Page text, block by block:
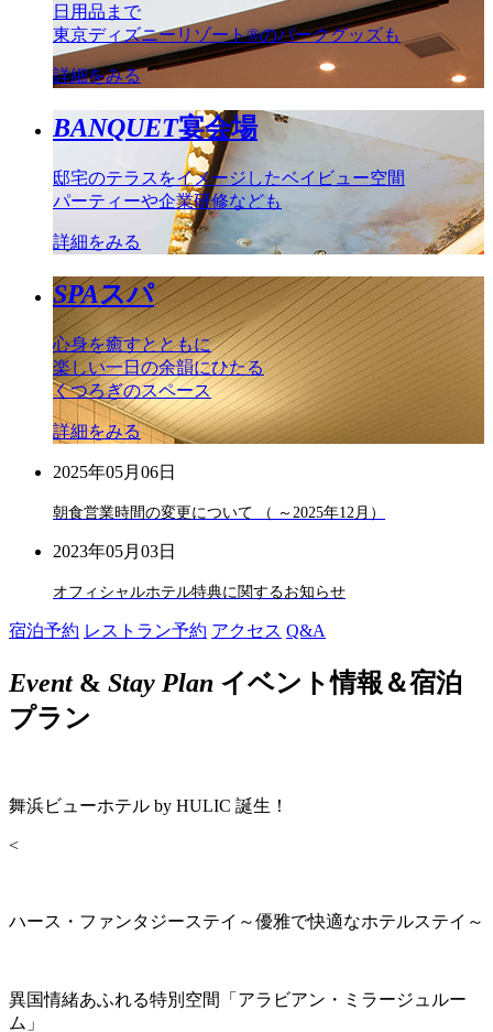
日用品まで
東京ディズニーリゾート®のパークグッズも
詳細をみる
BANQUET宴会場
邸宅のテラスをイメージしたベイビュー空間
パーティーや企業研修なども
詳細をみる
SPAスパ
心身を癒すとともに
楽しい一日の余韻にひたる
くつろぎのスペース
詳細をみる
2025年05月06日
朝食営業時間の変更について （ ～2025年12月）
2023年05月03日
オフィシャルホテル特典に関するお知らせ
宿泊予約 レストラン予約 アクセス Q&A
Event& Stay Plan イベント情報＆宿泊
プラン
舞浜ビューホテル by HULIC 誕生！
<
ハース・ファンタジーステイ～優雅で快適なホテルステイ～
異国情緒あふれる特別空間「アラビアン・ミラージュルー
ム」